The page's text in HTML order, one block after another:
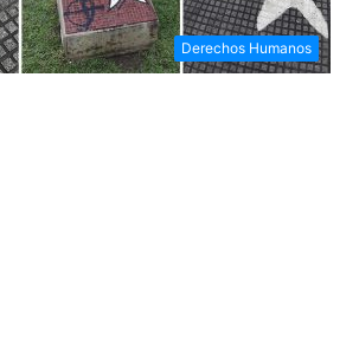
Derechos Humanos